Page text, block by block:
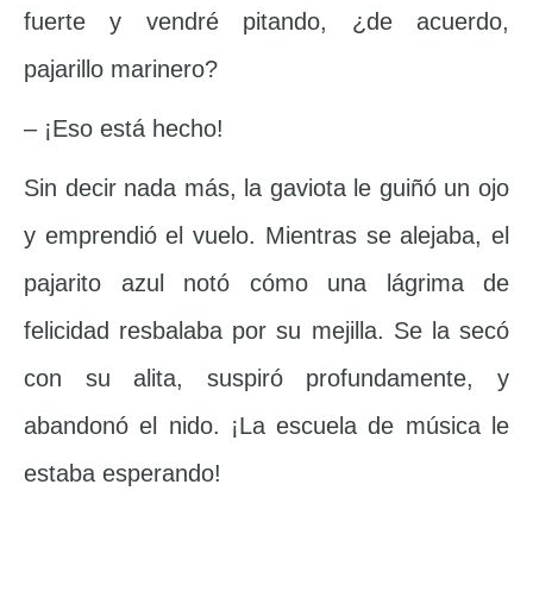
fuerte y vendré pitando, ¿de acuerdo,
pajarillo marinero?
– ¡Eso está hecho!
Sin decir nada más, la gaviota le guiñó un ojo
y emprendió el vuelo. Mientras se alejaba, el
pajarito azul notó cómo una lágrima de
felicidad resbalaba por su mejilla. Se la secó
con su alita, suspiró profundamente, y
abandonó el nido. ¡La escuela de música le
estaba esperando!